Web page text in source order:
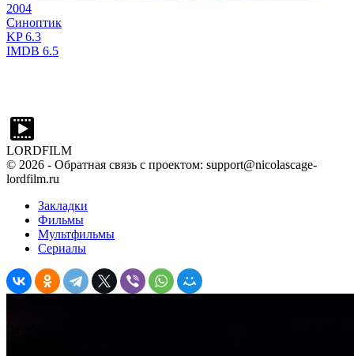
2004
Синоптик
KP6.3
IMDB 6.5
LORDFILM
© 2026 - Обратная связь с проектом: support@nicolascage-
lordfilm.ru
Закладки
Фильмы
Мультфильмы
Сериалы